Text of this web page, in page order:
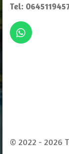
Tel:
W
h
© 2022 - 2026